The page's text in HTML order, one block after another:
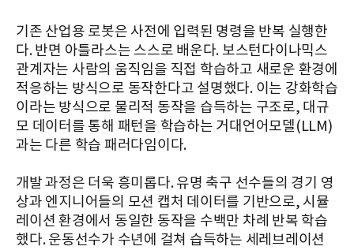
기존 산업용 로봇은 사전에 입력된 명령을 반복 실행한
다. 반면 아틀라스는 스스로 배운다. 보스턴다이나믹스
관계자는 사람의 움직임을 직접 학습하고 새로운 환경에
적응하는 방식으로 동작한다고 설명했다. 이는 강화학습
이라는 방식으로 물리적 동작을 습득하는 구조로, 대규
모 데이터를 통해 패턴을 학습하는 거대언어모델(LLM)
과는 다른 학습 패러다임이다.
개발 과정은 더욱 흥미롭다. 유명 축구 선수들의 경기 영
상과 엔지니어들의 모션 캡처 데이터를 기반으로, 시뮬
레이션 환경에서 동일한 동작을 수백만 차례 반복 학습
했다. 운동선수가 수년에 걸쳐 습득하는 세레브레이션